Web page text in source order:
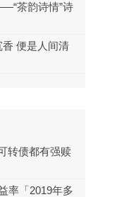
茶韵诗情”诗
便是人间清
转债都有强赎
率「2019年多